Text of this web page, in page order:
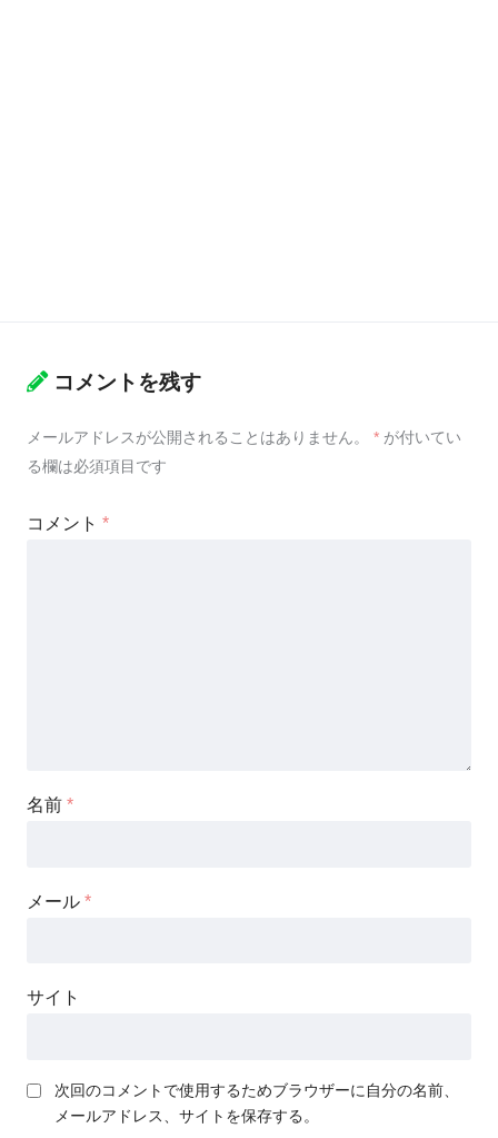
コメントを残す
メールアドレスが公開されることはありません。 * が付いてい
る欄は必須項目です
コメント *
名前 *
メール *
サイト
次回のコメントで使用するためブラウザーに自分の名前、
メールアドレス、サイトを保存する。